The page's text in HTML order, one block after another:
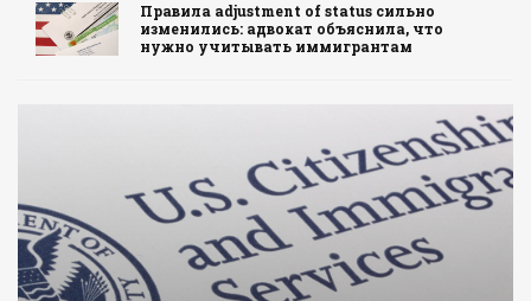
Правила adjustment of status сильно
изменились: адвокат объяснила, что
нужно учитывать иммигрантам